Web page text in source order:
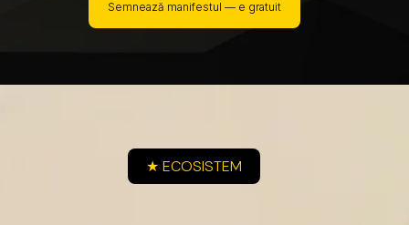
Semnează manifestul — e gratuit
★ ECOSISTEM